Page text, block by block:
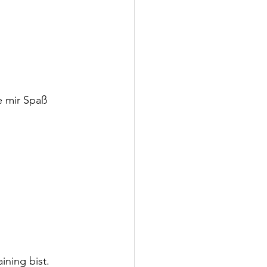
mir Spaß
bist.